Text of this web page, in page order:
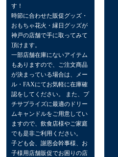
す！
時節に合わせた販促グッズ・
おもちゃ花火・縁日グッズが
神戸の店舗で手に取ってみて
頂けます。
一部店舗在庫にないアイテム
もありますので、ご注文商品
が決まっている場合は、メー
ル・FAXにてお気軽に在庫確
認をしてください。 また、プ
チサプライズに最適のドリー
ムキャンドルをご用意してい
ますので、飲食店様やご家庭
でも是非ご利用ください。
子ども会、謝恩会幹事様、お
子様用店舗販促でお困りの店